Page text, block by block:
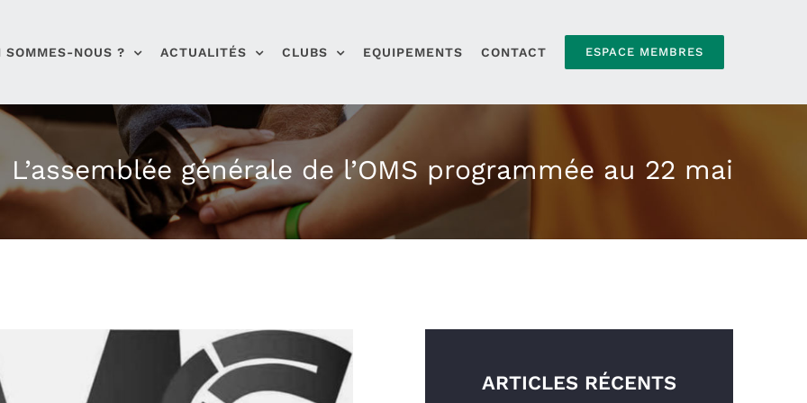
SOMMES-NOUS ? ACTUALITÉS CLUBS EQUIPEMENTS CONTACT ESPACE MEMBRES
L’assemblée générale de l’OMS programmée au 22 mai
ARTICLES RÉCENTS